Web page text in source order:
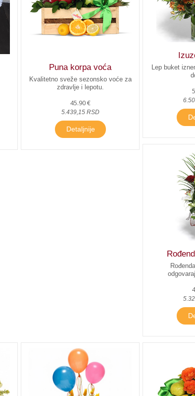
Puna korpa voća
Kvalitetno sveže sezonsko voće za
zdravlje i lepotu.
45.90 €
5.439,15 RSD
Detaljnije
Lep buket